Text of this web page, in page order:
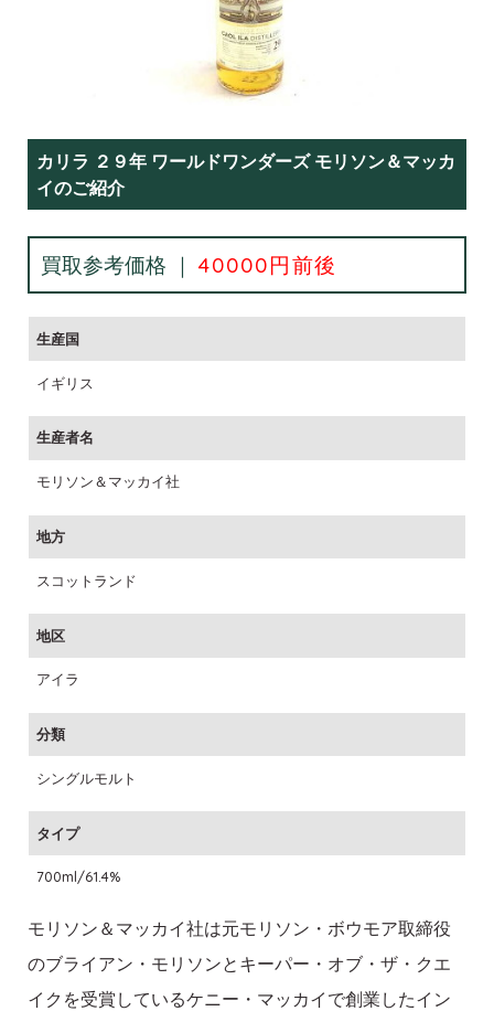
カリラ ２９年 ワールドワンダーズ モリソン＆マッカ
イのご紹介
買取参考価格 ｜ 40000円前後
生産国
イギリス
生産者名
モリソン＆マッカイ社
地方
スコットランド
地区
アイラ
分類
シングルモルト
タイプ
700ml/61.4%
モリソン＆マッカイ社は元モリソン・ボウモア取締役
のブライアン・モリソンとキーパー・オブ・ザ・クエ
イクを受賞しているケニー・マッカイで創業したイン